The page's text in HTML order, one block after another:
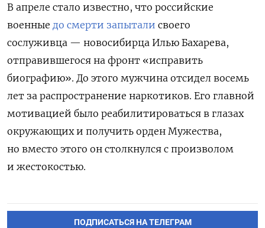
В апреле стало известно, что российские
военные до смерти запытали своего
сослуживца — новосибирца Илью Бахарева,
отправившегося на фронт «исправить
биографию». До этого мужчина отсидел восемь
лет за распространение наркотиков. Его главной
мотивацией было реабилитироваться в глазах
окружающих и получить орден Мужества,
но вместо этого он столкнулся с произволом
и жестокостью.
ПОДПИСАТЬСЯ НА ТЕЛЕГРАМ